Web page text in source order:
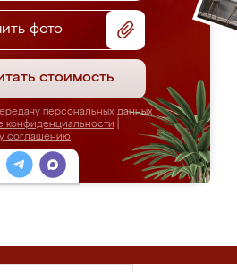
фото
стоимость
персональных данных
конфиденциальности
соглашению